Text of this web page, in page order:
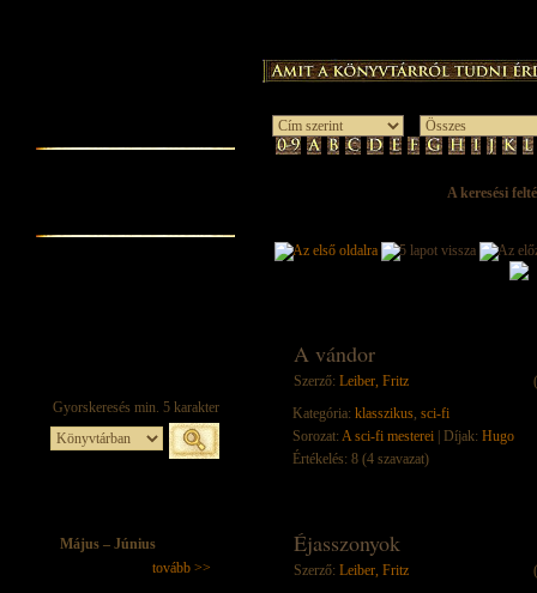
Május – Június
tovább >>
A keresési
A vándor
Szerző: Leiber, Fritz
Kategória: klasszikus, sci-fi
Sorozat: A sci-fi mesterei | Díjak: Hugo
Értékelés: 8 (4 szavazat)
Éjasszonyok
Szerző: Leiber, Fritz